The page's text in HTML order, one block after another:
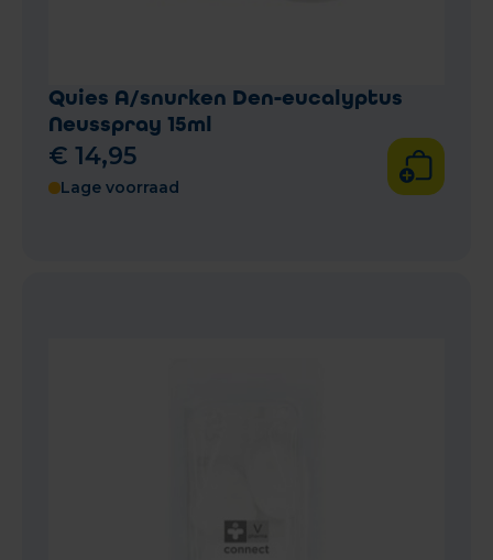
Quies A/snurken Den-eucalyptus
Neusspray 15ml
€ 14,95
Lage voorraad